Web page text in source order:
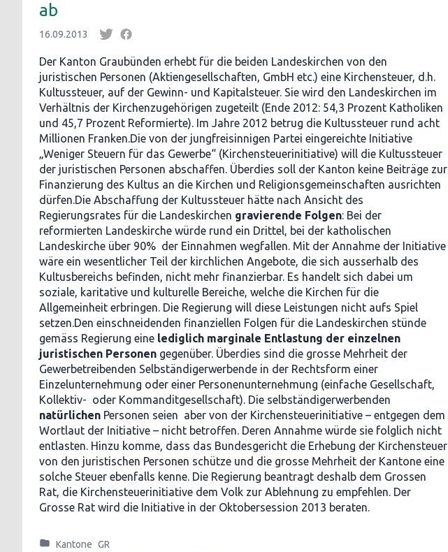
ab
16.09.2013
Der Kanton Graubünden erhebt für die beiden Landeskirchen von den
juristischen Personen (Aktiengesellschaften, GmbH etc.) eine Kirchensteuer, d.h.
Kultussteuer, auf der Gewinn- und Kapitalsteuer. Sie wird den Landeskirchen im
Verhältnis der Kirchenzugehörigen zugeteilt (Ende 2012: 54,3 Prozent Katholiken
und 45,7 Prozent Reformierte). Im Jahre 2012 betrug die Kultussteuer rund acht
Millionen Franken.Die von der jungfreisinnigen Partei eingereichte Initiative
„Weniger Steuern für das Gewerbe“ (Kirchensteuerinitiative) will die Kultussteuer
der juristischen Personen abschaffen. Überdies soll der Kanton keine Beiträge zur
Finanzierung des Kultus an die Kirchen und Religionsgemeinschaften ausrichten
dürfen.Die Abschaffung der Kultussteuer hätte nach Ansicht des
Regierungsrates für die Landeskirchen gravierende Folgen: Bei der
reformierten Landeskirche würde rund ein Drittel, bei der katholischen
Landeskirche über 90% der Einnahmen wegfallen. Mit der Annahme der Initiative
wäre ein wesentlicher Teil der kirchlichen Angebote, die sich ausserhalb des
Kultusbereichs befinden, nicht mehr finanzierbar. Es handelt sich dabei um
soziale, karitative und kulturelle Bereiche, welche die Kirchen für die
Allgemeinheit erbringen. Die Regierung will diese Leistungen nicht aufs Spiel
setzen.Den einschneidenden finanziellen Folgen für die Landeskirchen stünde
gemäss Regierung eine lediglich marginale Entlastung der einzelnen
juristischen Personen gegenüber. Überdies sind die grosse Mehrheit der
Gewerbetreibenden Selbständigerwerbende in der Rechtsform einer
Einzelunternehmung oder einer Personenunternehmung (einfache Gesellschaft,
Kollektiv- oder Kommanditgesellschaft). Die selbständigerwerbenden
natürlichen Personen seien aber von der Kirchensteuerinitiative – entgegen dem
Wortlaut der Initiative – nicht betroffen. Deren Annahme würde sie folglich nicht
entlasten. Hinzu komme, dass das Bundesgericht die Erhebung der Kirchensteuer
von den juristischen Personen schütze und die grosse Mehrheit der Kantone eine
solche Steuer ebenfalls kenne. Die Regierung beantragt deshalb dem Grossen
Rat, die Kirchensteuerinitiative dem Volk zur Ablehnung zu empfehlen. Der
Grosse Rat wird die Initiative in der Oktobersession 2013 beraten.
Kantone GR